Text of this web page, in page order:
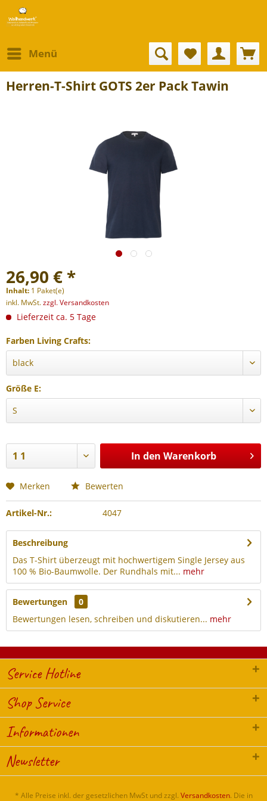
Menü
Herren-T-Shirt GOTS 2er Pack Tawin
26,90 € *
Inhalt: 1 Paket(e)
inkl. MwSt.zzgl. Versandkosten
Lieferzeit ca. 5 Tage
Farben Living Crafts:
Größe E:
In den Warenkorb
Merken Bewerten
Artikel-Nr.: 4047
Beschreibung
Das T-Shirt überzeugt mit hochwertigem Single Jersey aus
100 % Bio-Baumwolle. Der Rundhals mit... mehr
Bewertungen
0
Bewertungen lesen, schreiben und diskutieren... mehr
Service Hotline
Shop Service
Informationen
Newsletter
* Alle Preise inkl. der gesetzlichen MwSt und zzgl. Versandkosten. Die in